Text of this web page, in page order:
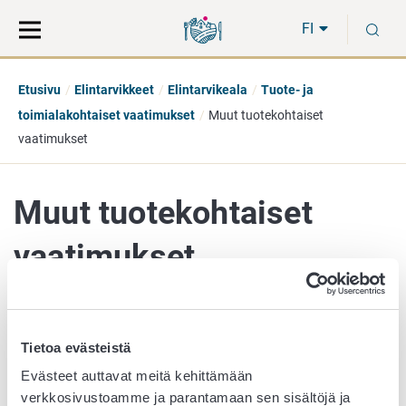
Tietoa evästeistä
Evästeet auttavat meitä kehittämään
verkkosivustoamme ja parantamaan sen sisältöjä ja
suoraan
sisältöön
koko
sivuston
FI
Etusivu Elintarvikkeet Elintarvikeala
Tuote- ja
toimialakohtaiset vaatimukset
Muut tuotekohtaiset
vaatimukset
Muut tuotekohtaiset
vaatimukset
Tähän osioon on kerätty eri elintarvikeryhmiin liittyviä
Ruokasienet